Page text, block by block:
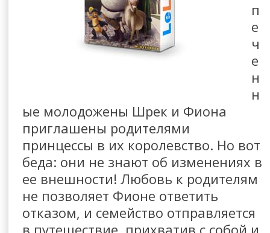
п
е
ч
е
н
н
ые молодожены Шрек и Фиона
приглашены родителями
принцессы в их королевство. Но вот
беда: они не знают об изменениях в
ее внешности! Любовь к родителям
не позволяет Фионе ответить
отказом, и семейство отправляется
в путешествие, прихватив с собой и